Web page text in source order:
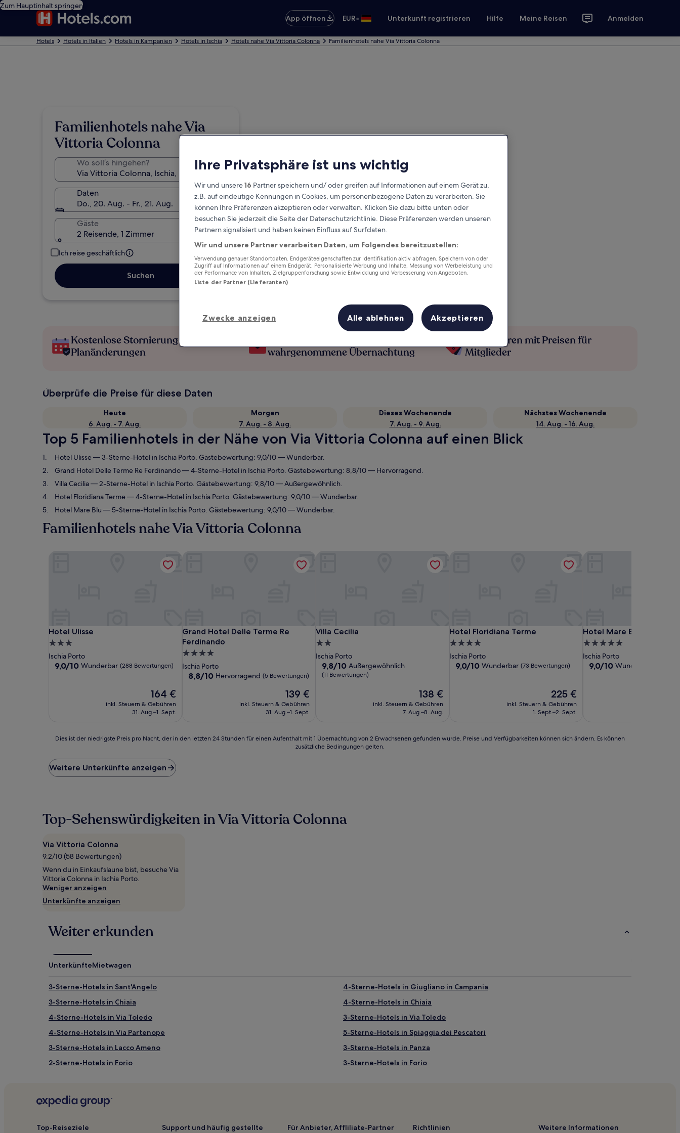
Zum Hauptinhalt springen
App öffnen
EUR• Unterkunft registrieren Hilfe Meine Reisen Anmelden
Hotels Hotels in Italien Hotels in Kampanien Hotels in Ischia Hotels nahe Via Vittoria Colonna Familienhotels nahe Via Vittoria Colonna
Familienhotels nahe Via
Vittoria Colonna
Wo soll’s hingehen?
Daten
Do., 20. Aug. - Fr., 21. Aug.
Gäste
2 Reisende, 1 Zimmer
Ich reise geschäftlich
Suchen
Kostenlose Stornierung bei
Planänderungen
wahrgenommene Übernachtung
Mehr sparen mit Preisen für
Mitglieder
Überprüfe die Preise für diese Daten
Heute
6. Aug. - 7. Aug.
Morgen
7. Aug. - 8. Aug.
Dieses Wochenende
7. Aug. - 9. Aug.
Nächstes Wochenende
14. Aug. - 16. Aug.
Top 5 Familienhotels in der Nähe von Via Vittoria Colonna auf einen Blick
Hotel Ulisse— 3-Sterne-Hotel in Ischia Porto. Gästebewertung: 9,0/10 — Wunderbar.
Grand Hotel Delle Terme Re Ferdinando— 4-Sterne-Hotel in Ischia Porto. Gästebewertung: 8,8/10 — Hervorragend.
Villa Cecilia— 2-Sterne-Hotel in Ischia Porto. Gästebewertung: 9,8/10 — Außergewöhnlich.
Hotel Floridiana Terme— 4-Sterne-Hotel in Ischia Porto. Gästebewertung: 9,0/10 — Wunderbar.
Hotel Mare Blu — 5-Sterne-Hotel in Ischia Porto. Gästebewertung: 9,0/10 — Wunderbar.
Familienhotels nahe Via Vittoria Colonna
Hotel Ulisse
Hotel Ulisse
3.0-
Sterne-
Unterkunft
Ischia Porto
9.0
9,0/10 Wunderbar (288 Bewertungen)
Der
Preis
beträgt
164 €
inkl. Steuern & Gebühren
31. Aug.–1. Sept.
Grand Hotel Delle Terme Re
Ferdinando
Grand Hotel Delle Terme Re Ferdinando
4.0-
Sterne-
Unterkunft
Ischia Porto
8.8
8,8/10 Hervorragend (5 Bewertungen)
Der
Preis
beträgt
139 €
inkl. Steuern & Gebühren
31. Aug.–1. Sept.
Grand Hotel Delle Terme Re Ferdinando
Villa Cecilia
Villa Cecilia
2.0-
Sterne-
Unterkunft
Ischia Porto
9.8
von
9,8/10 Außergewöhnlich
(11 Bewertungen)
Der
Preis
beträgt
138 €
inkl. Steuern & Gebühren
7. Aug.–8. Aug.
Hotel Floridiana Terme
Hotel Floridiana Terme
4.0-
Sterne-
Unterkunft
Ischia Porto
9.0
9,0/10 Wunderbar (73 Bewertungen)
Der
Preis
beträgt
225 €
inkl. Steuern & Gebühren
1. Sept.–2. Sept.
Hotel Mare Blu
Hotel Mare Blu
5.0-
Sterne-
Unterkunft
Ischia Porto
9.0
9,0/10 Wunderbar
Dies
niedrigste
Preis
den
letzten
für
einen
Aufenthalt
mit
1 Übernachtung
von
2 Erwachsenen
Preise
und
können
sich
Es
können
zusätzliche
gelten.
Dies ist der niedrigste Preis pro Nacht, der in den letzten 24 Stunden für einen Aufenthalt mit 1 Übernachtung von 2 Erwachsenen gefunden wurde. Preise und Verfügbarkeiten können sich ändern. Es können
zusätzliche Bedingungen gelten.
Weitere Unterkünfte anzeigen
Top-Sehenswürdigkeiten in Via Vittoria Colonna
Via Vittoria Colonna
9.2/10 (58 Bewertungen)
Wenn du in Einkaufslaune bist, besuche Via
Vittoria Colonna in Ischia Porto.
Weniger anzeigen
Unterkünfte anzeigen
Weiter erkunden
UnterkünfteMietwagen
3-Sterne-Hotels in Sant'Angelo
4-Sterne-Hotels in Giugliano in Campania
3-Sterne-Hotels in Chiaia
4-Sterne-Hotels in Chiaia
4-Sterne-Hotels in Via Toledo
3-Sterne-Hotels in Via Toledo
4-Sterne-Hotels in Via Partenope
5-Sterne-Hotels in Spiaggia dei Pescatori
3-Sterne-Hotels in Lacco Ameno
3-Sterne-Hotels in Panza
2-Sterne-Hotels in Forio
3-Sterne-Hotels in Forio
Hotels nahe Archäologiepark Baiae
Metropolitanstadt Neapel: Hotels
Hotels nahe Bahnhof Napoli Campi Flegrei
Top-Reiseziele
Support und häufig gestellte
Für Anbieter, Affliliate-Partner
Richtlinien Weitere Informationen
Ihre Privatsphäre ist uns wichtig
Wir und unsere16 Partner speichern und/ oder greifen auf Informationen auf einem Gerät zu,
z.B. auf eindeutige Kennungen in Cookies, um personenbezogene Daten zu verarbeiten. Sie
können Ihre Präferenzen akzeptieren oder verwalten. Klicken Sie dazu bitte unten oder
besuchen Sie jederzeit die Seite der Datenschutzrichtlinie. Diese Präferenzen werden unseren
Partnern signalisiert und haben keinen Einfluss auf Surfdaten.
Wir und unsere Partner verarbeiten Daten, um Folgendes bereitzustellen:
Verwendung genauer Standortdaten. Endgeräteeigenschaften zur Identifikation aktiv abfragen. Speichern von oder
Zugriff auf Informationen auf einem Endgerät. Personalisierte Werbung und Inhalte, Messung von Werbeleistung und
der Performance von Inhalten, Zielgruppenforschung sowie Entwicklung und Verbesserung von Angeboten.
Liste der Partner (Lieferanten)
Zwecke anzeigen Alle ablehnen Akzeptieren